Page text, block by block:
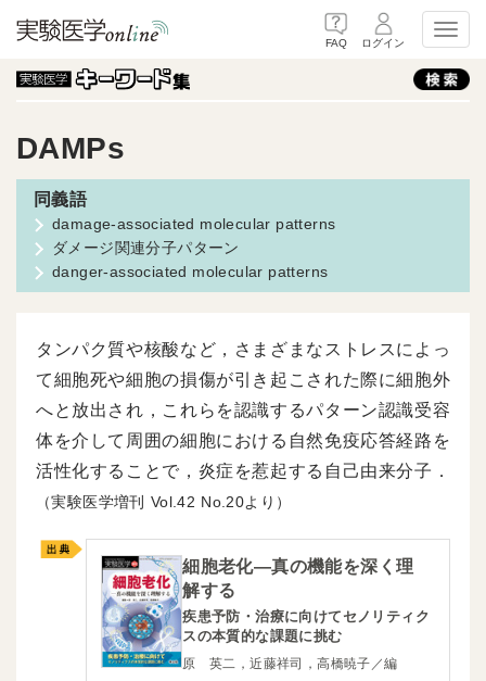
FAQ ログイン
DAMPs
damage-associated molecular patterns
ダメージ関連分子パターン
danger-associated molecular patterns
タンパク質や核酸など，さまざまなストレスによっ
て細胞死や細胞の損傷が引き起こされた際に細胞外
へと放出され，これらを認識するパターン認識受容
体を介して周囲の細胞における自然免疫応答経路を
活性化することで，炎症を惹起する自己由来分子．
（実験医学増刊 42 20より）
細胞老化―真の機能を深く理
解する
疾患予防・治療に向けてセノリティク
スの本質的な課題に挑む
原 英二，近藤祥司，高橋暁子／編